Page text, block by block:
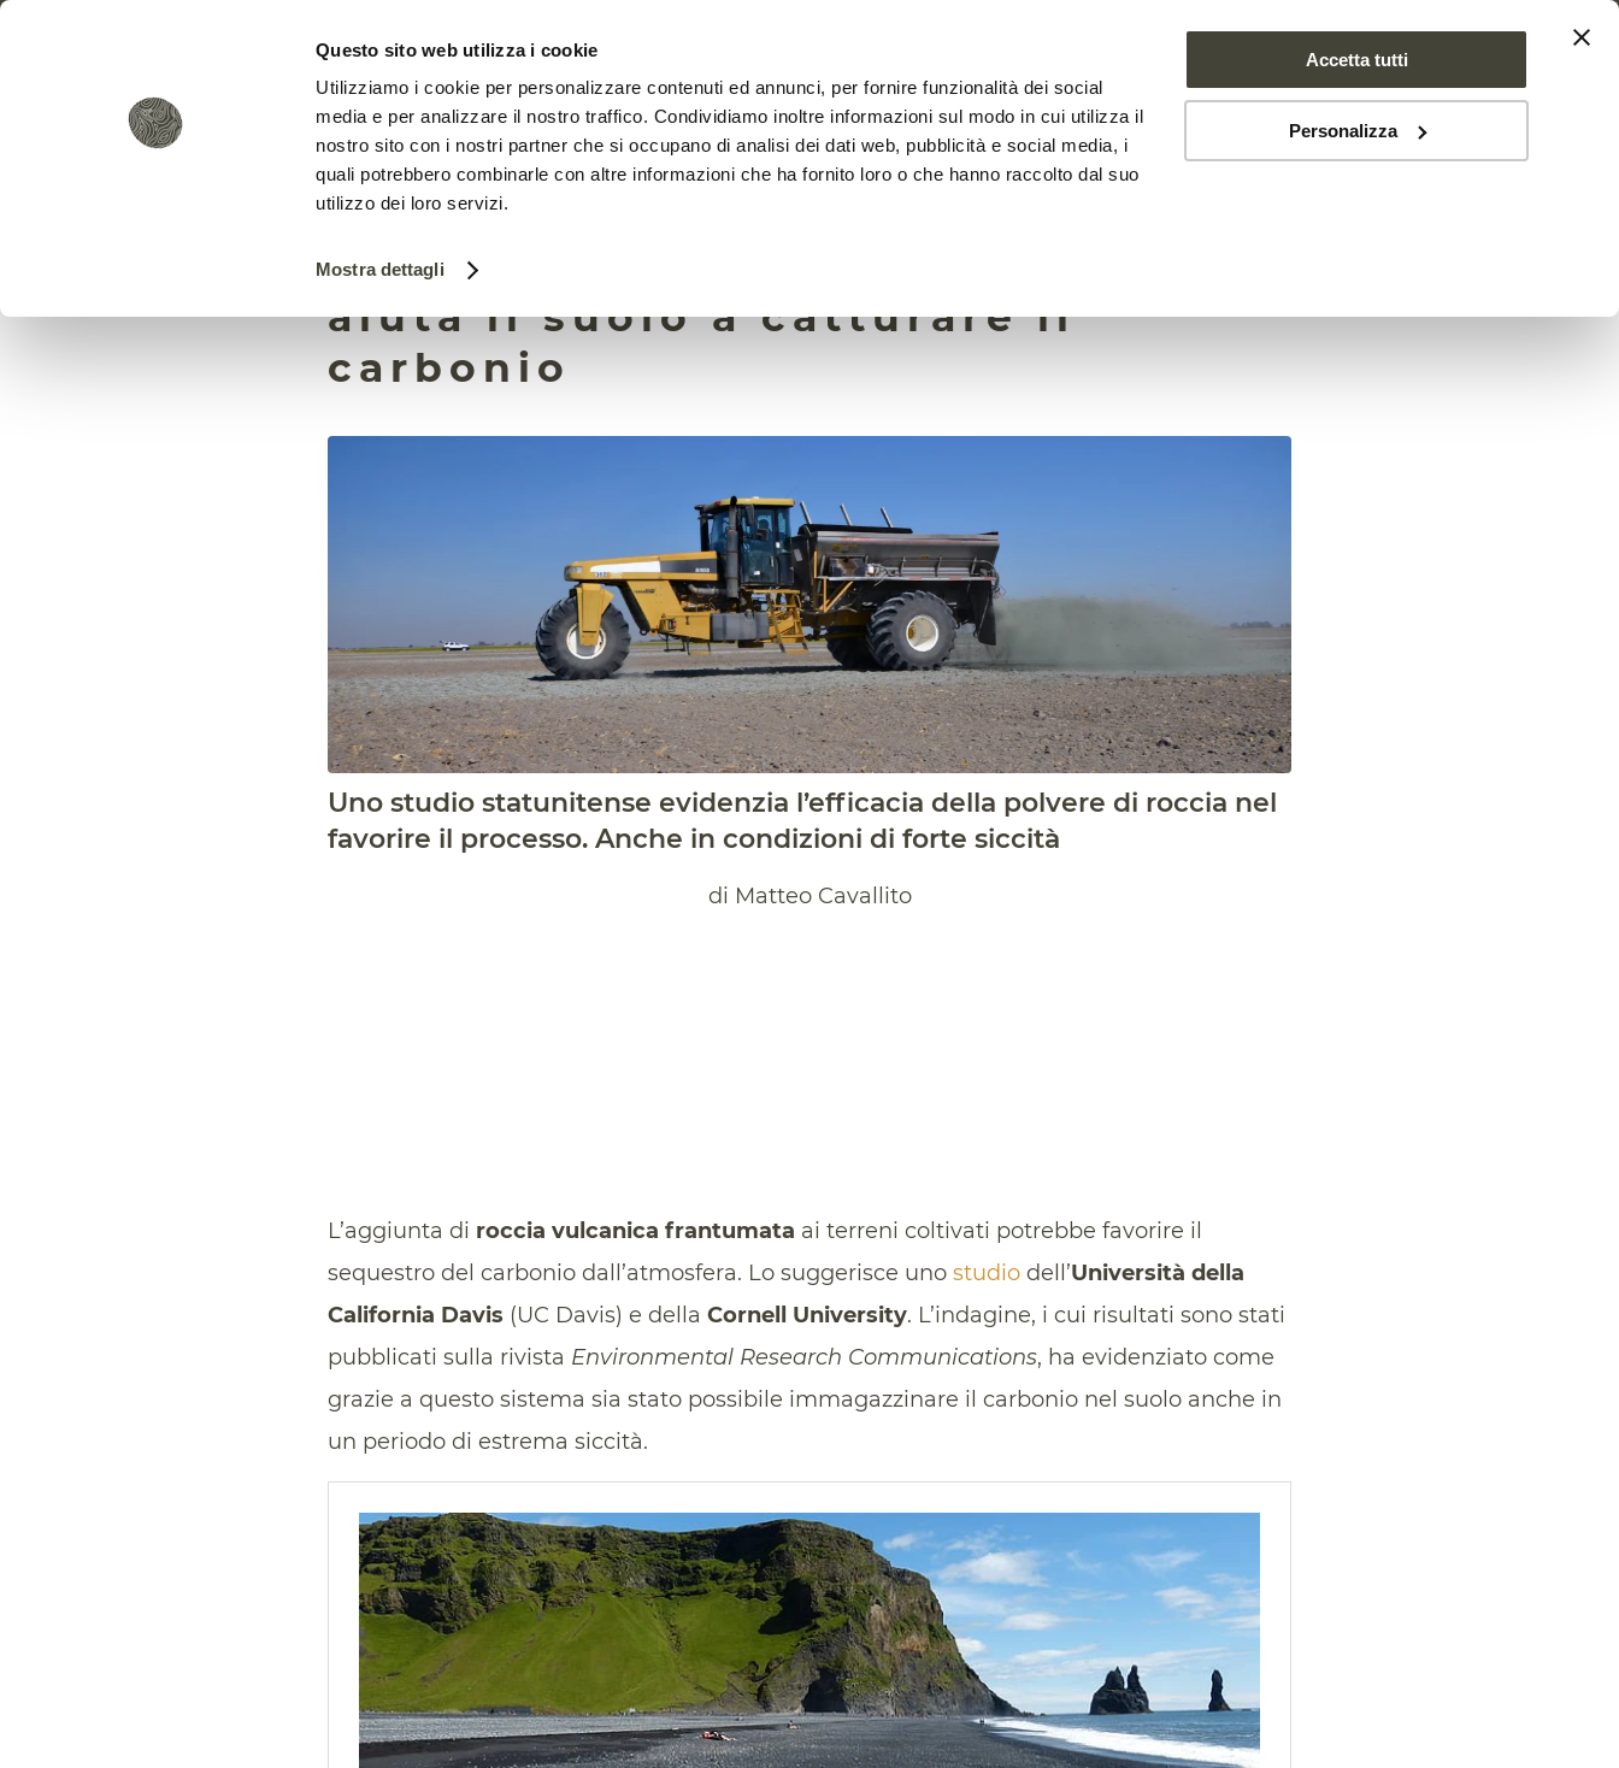
Questo sito web utilizza i cookie
Utilizziamo i cookie per personalizzare contenuti ed annunci, per fornire funzionalità dei social
media e per analizzare il nostro traffico. Condividiamo inoltre informazioni sul modo in cui utilizza il
nostro sito con i nostri partner che si occupano di analisi dei dati web, pubblicità e social media, i
quali potrebbero combinarle con altre informazioni che ha fornito loro o che hanno raccolto dal suo
utilizzo dei loro servizi.
Mostra dettagli
Accetta tutti
Personalizza
LA FONDAZIONE ATTIVITÀ RISORSE LIGHTHOUSE FARMS NEWS CONTATTI
La roccia vulcanica frantumata
aiuta il suolo a catturare il
carbonio
Uno studio statunitense evidenzia l’efficacia della polvere di roccia nel
favorire il processo. Anche in condizioni di forte siccità
di Matteo Cavallito
L’aggiunta di roccia vulcanica frantumata ai terreni coltivati potrebbe favorire il
sequestro del carbonio dall’atmosfera. Lo suggerisce uno studio dell’Università della
California Davis (UC Davis) e della Cornell University. L’indagine, i cui risultati sono stati
pubblicati sulla rivista Environmental Research Communications, ha evidenziato come
grazie a questo sistema sia stato possibile immagazzinare il carbonio nel suolo anche in
un periodo di estrema siccità.